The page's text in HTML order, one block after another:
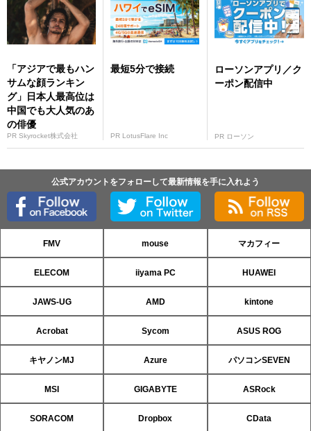
「アジアで最もハン
サムな顔ランキン
グ」日本人最高位は
中国でも大人気のあ
の俳優
PR Skyrocket株式会社
最短5分で接続
PR LotusFlare Inc
ローソンアプリ／ク
ーポン配信中
PR ローソン
公式アカウントをフォローして最新情報を手に入れよう
FMV mouse マカフィー
ELECOM iiyama PC HUAWEI
JAWS-UG AMD kintone
Acrobat Sycom ASUS ROG
キヤノンMJ Azure パソコンSEVEN
MSI GIGABYTE ASRock
SORACOM Dropbox CData